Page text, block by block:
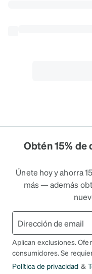
Obtén 15%
Únete hoy y ahorra
más — además
Aplican exclusiones.
consumidores. Se
Política de privacidad &